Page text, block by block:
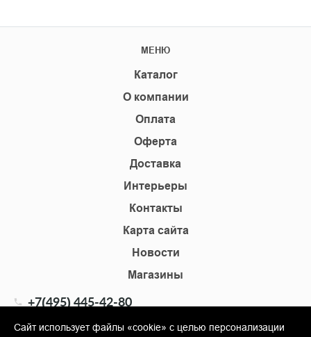
МЕНЮ
Каталог
О компании
Оплата
Оферта
Доставка
Интерьеры
Контакты
Карта сайта
Новости
Магазины
+7(495) 445-42-80
Сайт использует файлы «cookie» с целью персонализации